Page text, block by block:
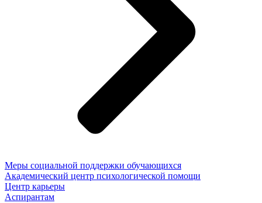
Меры социальной поддержки обучающихся
Академический центр психологической помощи
Центр карьеры
Аспирантам